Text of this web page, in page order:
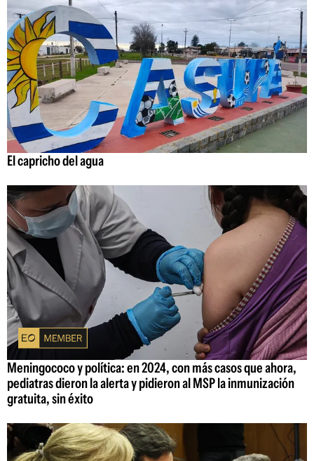
El capricho del agua
Meningococo y política: en 2024, con más casos que ahora,
pediatras dieron la alerta y pidieron al MSP la inmunización
gratuita, sin éxito